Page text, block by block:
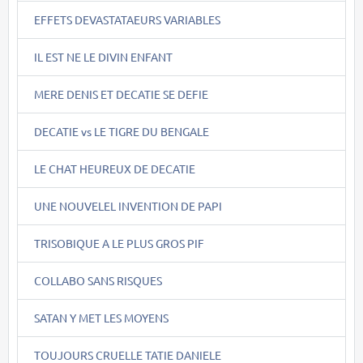
EFFETS DEVASTATAEURS VARIABLES
IL EST NE LE DIVIN ENFANT
MERE DENIS ET DECATIE SE DEFIE
DECATIE vs LE TIGRE DU BENGALE
LE CHAT HEUREUX DE DECATIE
UNE NOUVELEL INVENTION DE PAPI
TRISOBIQUE A LE PLUS GROS PIF
COLLABO SANS RISQUES
SATAN Y MET LES MOYENS
TOUJOURS CRUELLE TATIE DANIELE